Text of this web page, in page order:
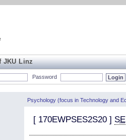
JKU Linz
Password
Psychology (focus in Technology and
[ 170EWPSES2S20 ] SE